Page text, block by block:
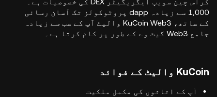
1,000 سے زیادہ dapp پروٹوکولز تک آسان رسائی
کے ساتھ، KuCoin Web3 والیٹ آپ کے سب سے زیادہ
جامع Web3 گیٹ وے کے طور پر کام کرتا ہے۔
KuCoin والیٹ کے فوائد
آپ کے اثاثوں کی مکمل ملکیت